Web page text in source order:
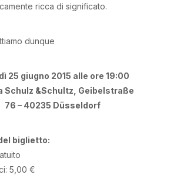
ricca di significato.
dunque
25 giugno 2015 alle ore 19:00
Schulz &Schultz, Geibelstraße
76 – 40235 Düsseldorf
biglietto:
5,00 €